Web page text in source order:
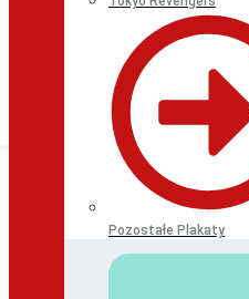
Pozostałe Plakaty